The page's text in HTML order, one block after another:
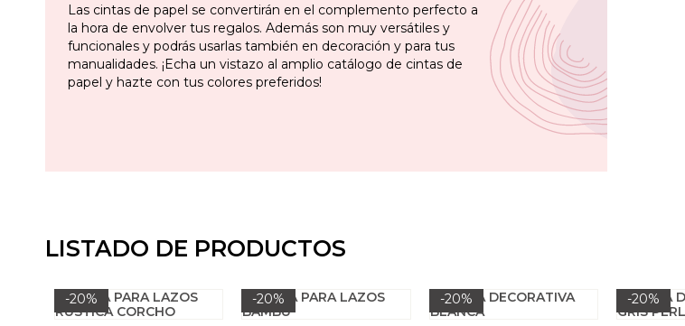
Las cintas de papel se convertirán en el complemento perfecto a
la hora de envolver tus regalos. Además son muy versátiles y
funcionales y podrás usarlas también en decoración y para tus
manualidades. ¡Echa un vistazo al amplio catálogo de cintas de
papel y hazte con tus colores preferidos!
LISTADO DE PRODUCTOS
-20% -20% -20% -20%